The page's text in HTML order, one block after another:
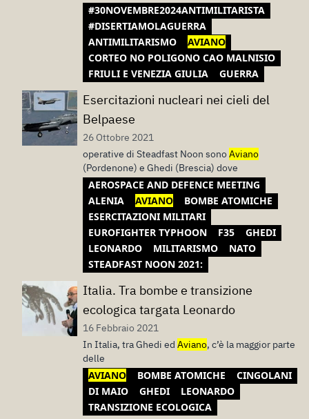
#30NOVEMBRE2024ANTIMILITARISTA
#DISERTIAMOLAGUERRA
ANTIMILITARISMO
AVIANO
CORTEO NO POLIGONO CAO MALNISIO
FRIULI E VENEZIA GIULIA
GUERRA
Esercitazioni nucleari nei cieli del
Belpaese
26 Ottobre 2021
operative di Steadfast Noon sonoAviano
(Pordenone) e Ghedi (Brescia) dove
AEROSPACE AND DEFENCE MEETING
ALENIA
AVIANO
BOMBE ATOMICHE
ESERCITAZIONI MILITARI
EUROFIGHTER TYPHOON
F35
GHEDI
LEONARDO
MILITARISMO
NATO
STEADFAST NOON 2021:
Italia. Tra bombe e transizione
ecologica targata Leonardo
16 Febbraio 2021
In Italia, tra Ghedi ed Aviano, c’è la maggior parte
delle
AVIANO BOMBE ATOMICHE
CINGOLANI
DI MAIO
GHEDI
LEONARDO
TRANSIZIONE ECOLOGICA